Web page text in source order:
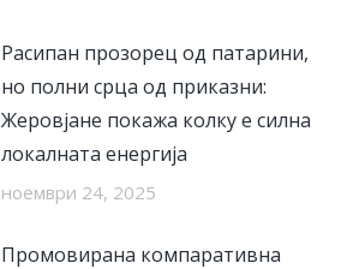
Расипан прозорец од патарини,
но полни срца од приказни:
Жеровјане покажа колку е силна
локалната енергија
ноември 24, 2025
Промовирана компаративна